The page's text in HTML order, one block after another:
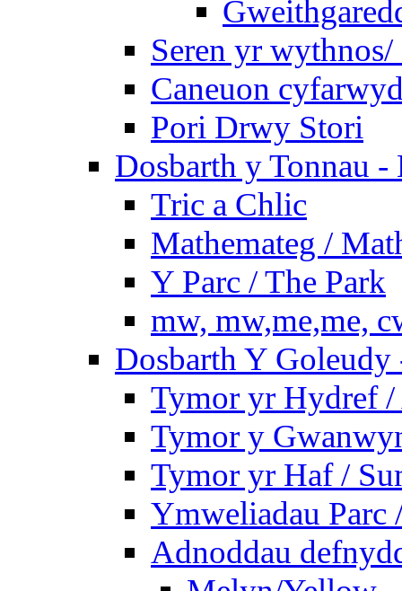
Seren yr
Caneuon
Pori Drwy Stori
Dosbarth y Tonnau -
Tric a Chlic
Mathemateg /
Y Parc / The Park
mw, mw,me,me,
Dosbarth Y
Tymor yr Hydref
Tymor y
Tymor yr Haf /
Ymweliadau Parc
Adnoddau